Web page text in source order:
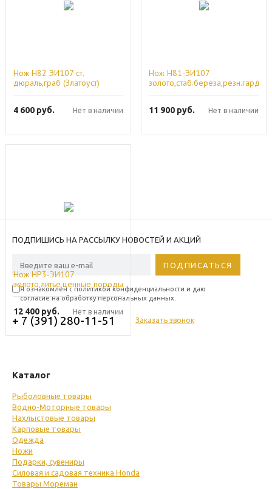
Нож Н82 ЭИ107 ст.
дюраль,граб (Златоуст)
4 600 руб. Нет в наличии
Нож Н81-ЭИ107
11 900 руб. Нет в наличии
Нож НР3-ЭИ107
золото,литье,ценные породы
дерева (Златоуст)
12 400 руб. Нет в наличии
ПОДПИШИСЬ НА РАССЫЛКУ НОВОСТЕЙ И АКЦИЙ
Я ознакомлен с политикой конфиденциальности и даю
согласие на обработку персональных данных.
+ 7 (391) 280-11-51 Заказать звонок
Каталог
Рыболовные товары
Водно-Моторные товары
Нахлыстовые товары
Карповые товары
Одежда
Ножи
Подарки, сувениры
Силовая и садовая техника Honda
Товары Мореман